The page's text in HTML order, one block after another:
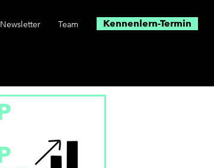
Newsletter Team Kennenlern-Termin